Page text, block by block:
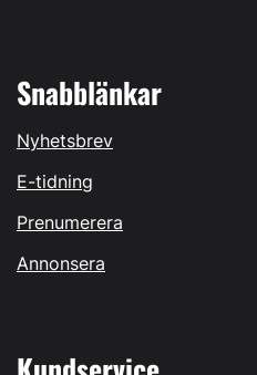
Snabblänkar
Nyhetsbrev
E-tidning
Prenumerera
Annonsera